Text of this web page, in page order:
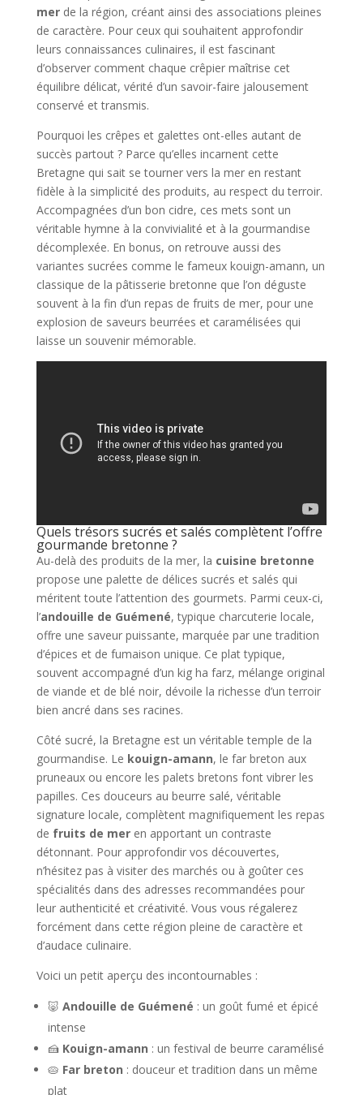
merde la région, créant ainsi des associations pleines
de caractère. Pour ceux qui souhaitent approfondir
leurs connaissances culinaires, il est fascinant
d’observer comment chaque crêpier maîtrise cet
équilibre délicat, vérité d’un savoir-faire jalousement
conservé et transmis.
Pourquoi les crêpes et galettes ont-elles autant de
succès partout ? Parce qu’elles incarnent cette
Bretagne qui sait se tourner vers la mer en restant
fidèle à la simplicité des produits, au respect du terroir.
Accompagnées d’un bon cidre, ces mets sont un
véritable hymne à la convivialité et à la gourmandise
décomplexée. En bonus, on retrouve aussi des
variantes sucrées comme le fameux kouign-amann, un
classique de la pâtisserie bretonne que l’on déguste
souvent à la fin d’un repas de fruits de mer, pour une
explosion de saveurs beurrées et caramélisées qui
laisse un souvenir mémorable.
Quels trésors sucrés et salés complètent l’offre
gourmande bretonne ?
Au-delà des produits de la mer, la cuisine bretonne
propose une palette de délices sucrés et salés qui
méritent toute l’attention des gourmets. Parmi ceux-ci,
l’andouille de Guémené, typique charcuterie locale,
offre une saveur puissante, marquée par une tradition
d’épices et de fumaison unique. Ce plat typique,
souvent accompagné d’un kig ha farz, mélange original
de viande et de blé noir, dévoile la richesse d’un terroir
bien ancré dans ses racines.
Côté sucré, la Bretagne est un véritable temple de la
gourmandise. Le kouign-amann, le far breton aux
pruneaux ou encore les palets bretons font vibrer les
papilles. Ces douceurs au beurre salé, véritable
signature locale, complètent magnifiquement les repas
de fruits de meren apportant un contraste
détonnant. Pour approfondir vos découvertes,
n’hésitez pas à visiter des marchés ou à goûter ces
spécialités dans des adresses recommandées pour
leur authenticité et créativité. Vous vous régalerez
forcément dans cette région pleine de caractère et
d’audace culinaire.
Voici un petit aperçu des incontournables :
🐷 Andouille de Guémené : un goût fumé et épicé
intense
🍰 Kouign-amann : un festival de beurre caramélisé
🥧 Far breton : douceur et tradition dans un même
plat